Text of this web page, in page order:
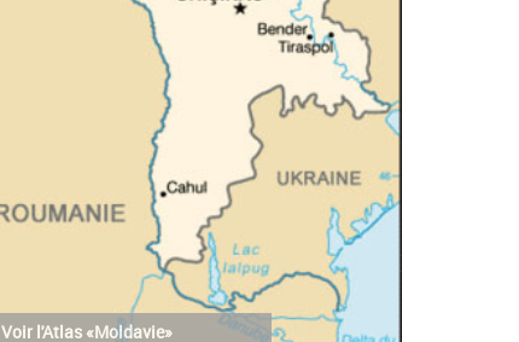
Voir l'Atlas «Moldavie»